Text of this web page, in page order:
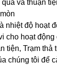
và thuận
nhiệt độ hoạt
cho hoạt động
tiện, Trạm
chúng tôi để